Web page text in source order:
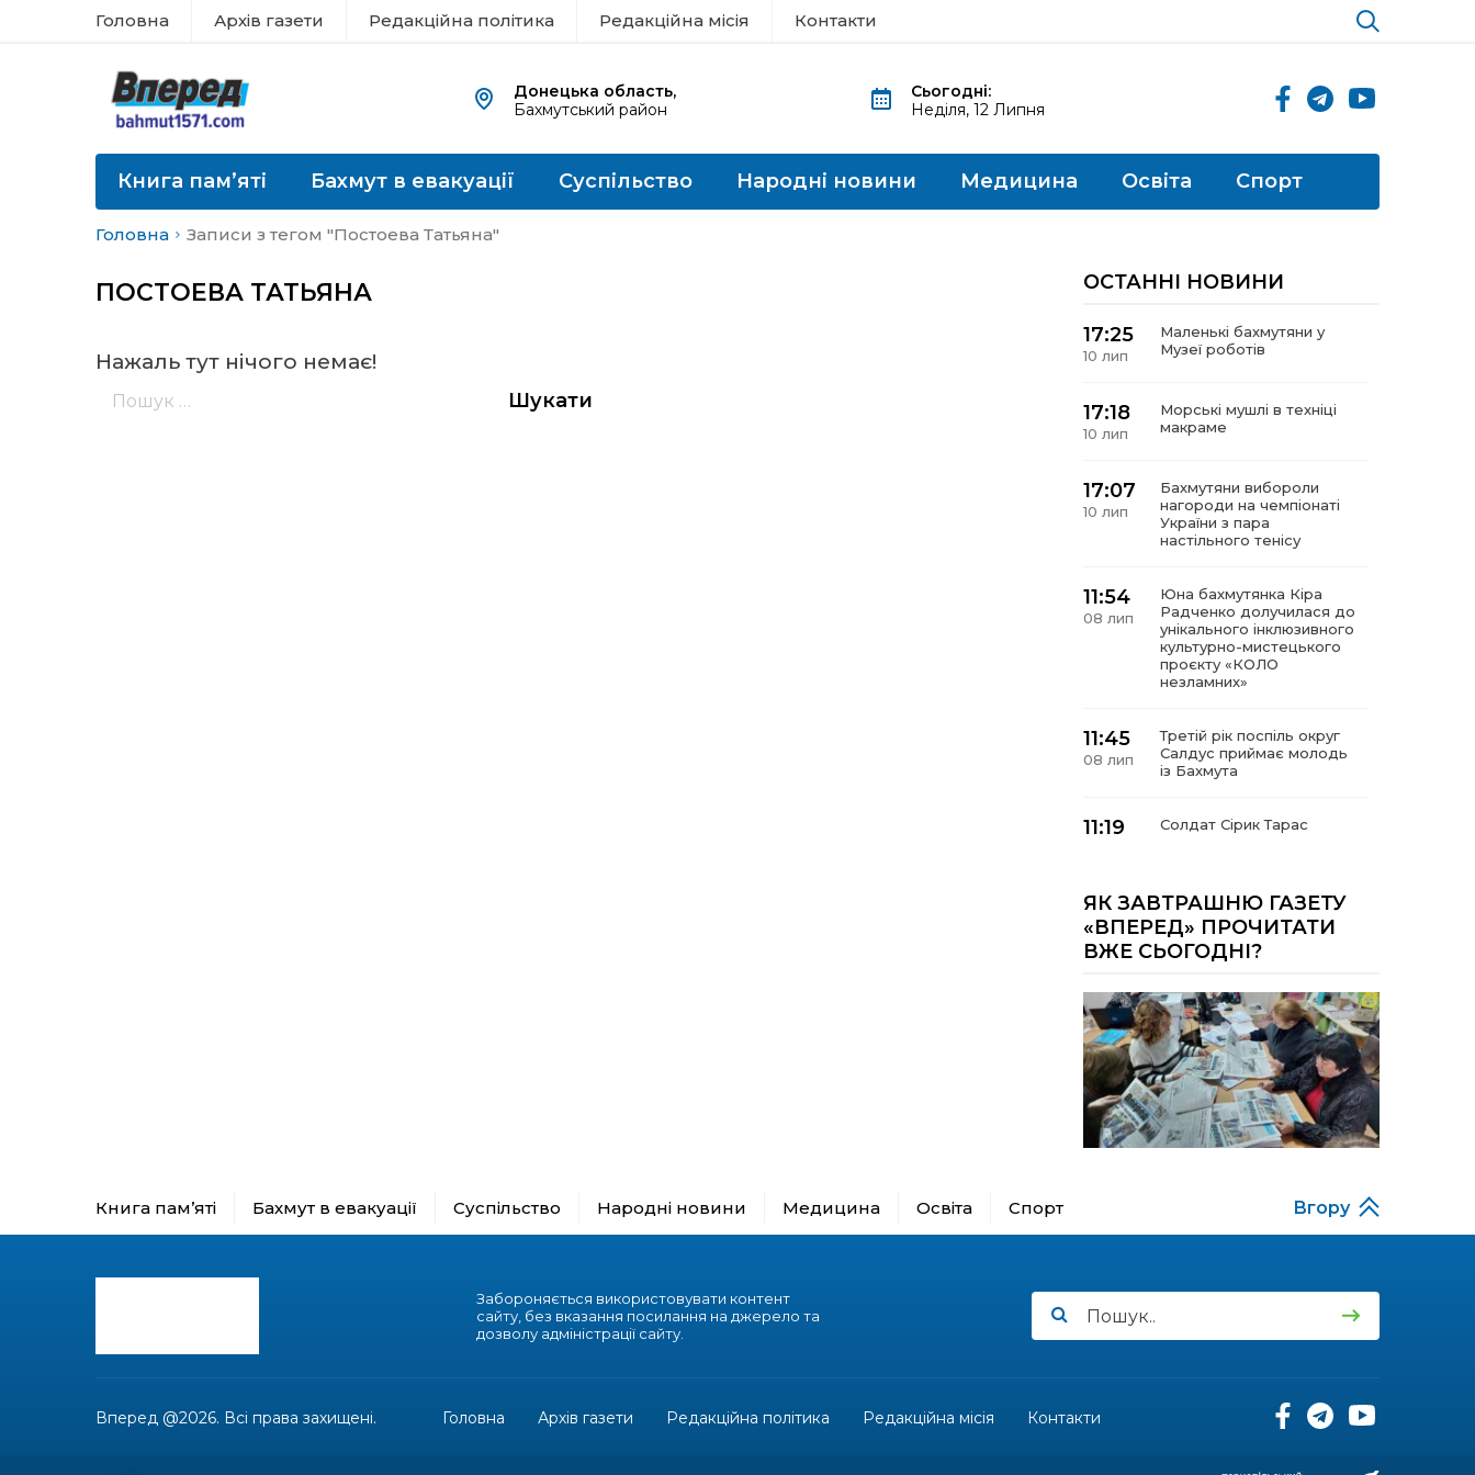
Головна Архів газети Редакційна політика Редакційна місія Контакти
Донецька область,
Бахмутський район
Сьогодні:
Неділя, 12 Липня
Книга пам’яті Бахмут в евакуації Суспільство Народні новини Медицина Освіта Спорт
Головна Записи з тегом "Постоева Татьяна"
ПОСТОЕВА ТАТЬЯНА
Нажаль тут нічого немає!
ОСТАННІ НОВИНИ
17:25
10 лип
Маленькі бахмутяни у
Музеї роботів
17:18
10 лип
Морські мушлі в техніці
макраме
17:07
10 лип
Бахмутяни вибороли
нагороди на чемпіонаті
України з пара
настільного тенісу
11:54
08 лип
Юна бахмутянка Кіра
Радченко долучилася до
унікального інклюзивного
культурно-мистецького
проєкту «КОЛО
незламних»
11:45
08 лип
Третій рік поспіль округ
Салдус приймає молодь
із Бахмута
11:19
Солдат Сірик Тарас
14:07
06 лип
Де тчуться долі
13:52
06 лип
Бахмутяни у Полтаві
побували на концерті
«Натхненні літом»
13:46
06 лип
Частині ВПО можуть
призупинити виплати: що
варто зробити
переселенцям
03 лип
20:48
ЯК ЗАВТРАШНЮ ГАЗЕТУ
«ВПЕРЕД» ПРОЧИТАТИ
ВЖЕ СЬОГОДНІ?
Книга пам’яті Бахмут в евакуації Суспільство Народні новини Медицина Освіта Спорт Вгору
Забороняється використовувати контент
сайту, без вказання посилання на джерело та
дозволу адміністрації сайту.
Вперед @2026. Всі права захищені. Головна Архів газети Редакційна політика Редакційна місія Контакти